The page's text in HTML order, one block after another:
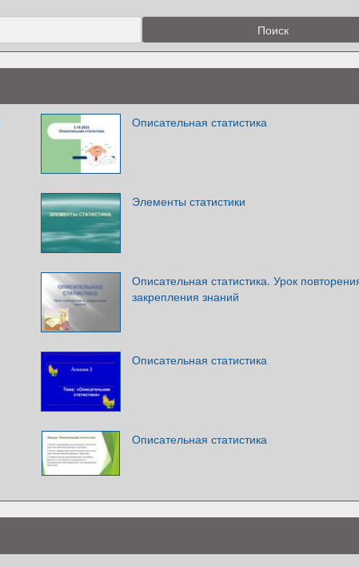
Описательная статистика
Элементы статистики
Описательная статистика. Урок
закрепления знаний
Описательная статистика
Описательная статистика